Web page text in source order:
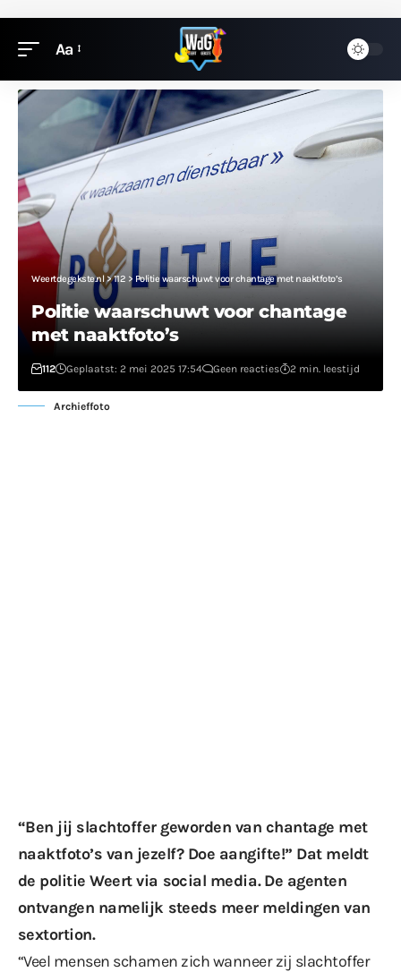
Aa
Weertdegekste.nl>112 > Politie waarschuwt voor chantage met naaktfoto’s
Politie waarschuwt voor chantage
met naaktfoto’s
112 Geplaatst: 2 mei 2025 17:54 Geen reacties 2 min. leestijd
Archieffoto
“Ben jij slachtoffer geworden van chantage met
naaktfoto’s van jezelf? Doe aangifte!” Dat meldt
de politie Weert via social media. De agenten
ontvangen namelijk steeds meer meldingen van
sextortion.
“Veel mensen schamen zich wanneer zij slachtoffer